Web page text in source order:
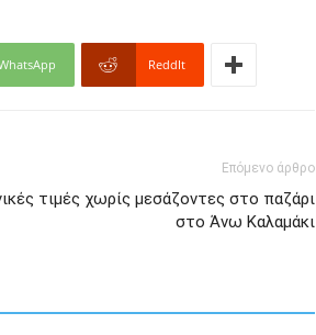
ReddIt
Επόμενο άρθρο
τιμές χωρίς μεσάζοντες στο παζάρι
στο Άνω Καλαμάκι